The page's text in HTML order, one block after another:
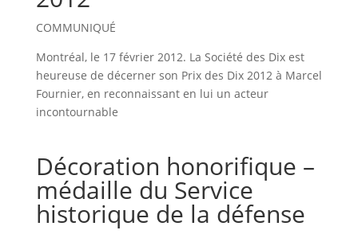
COMMUNIQUÉ
Montréal, le 17 février 2012. La Société des Dix est
heureuse de décerner son Prix des Dix 2012 à Marcel
Fournier, en reconnaissant en lui un acteur
incontournable
Décoration honorifique –
médaille du Service
historique de la défense